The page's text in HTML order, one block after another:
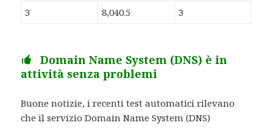
3 8,040.5 3
Domain Name System (DNS) è in
attività senza problemi
Buone notizie, i recenti test automatici rilevano
che il servizio Domain Name System (DNS)